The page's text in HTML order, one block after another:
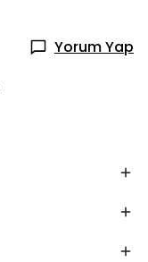
Yorum Yap